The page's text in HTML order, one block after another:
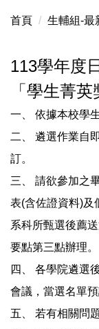
首頁 生輔組-最
113學年度
「學生菁
一、 依據本校學
二、 遴選作業自
訂。
三、 請欲參加之
表(含佐證資料)及
系科所甄選後薦
要點第三點辦理。
四、 各學院遴選
會議，當選名單
五、 若有相關問